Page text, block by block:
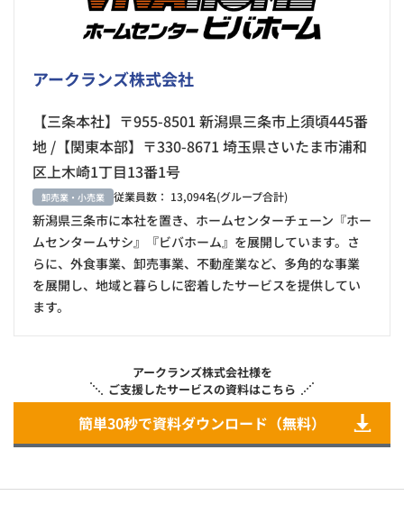
アークランズ株式会社
【三条本社】〒955-8501 新潟県三条市上須頃445番
地 /【関東本部】〒330-8671 埼玉県さいたま市浦和
区上木崎1丁目13番1号
卸売業・小売業 従業員数： 13,094名(グループ合計)
新潟県三条市に本社を置き、ホームセンターチェーン『ホー
ムセンタームサシ』『ビバホーム』を展開しています。さ
らに、外食事業、卸売事業、不動産業など、多角的な事業
を展開し、地域と暮らしに密着したサービスを提供してい
ます。
アークランズ株式会社様を
ご支援したサービスの資料はこちら
簡単30秒で資料ダウンロード（無料）